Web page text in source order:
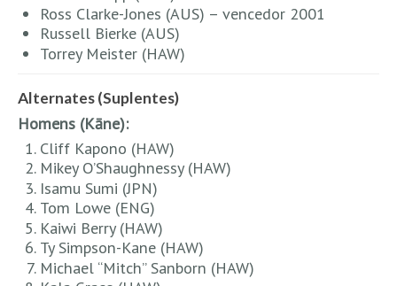
Vídeos
Nacional
Internacional
Exclusivos
Fotogaleria
Nacional
Internacional
Exclusivas
Guia De Praias
Norte
Ross Clarke-Jones (AUS) – vencedor 2001
Russell Bierke (AUS)
Torrey Meister (HAW)
Alternates (Suplentes)
Homens (Kāne):
Cliff Kapono (HAW)
Mikey O’Shaughnessy (HAW)
Isamu Sumi (JPN)
Tom Lowe (ENG)
Kaiwi Berry (HAW)
Ty Simpson-Kane (HAW)
Michael “Mitch” Sanborn (HAW)